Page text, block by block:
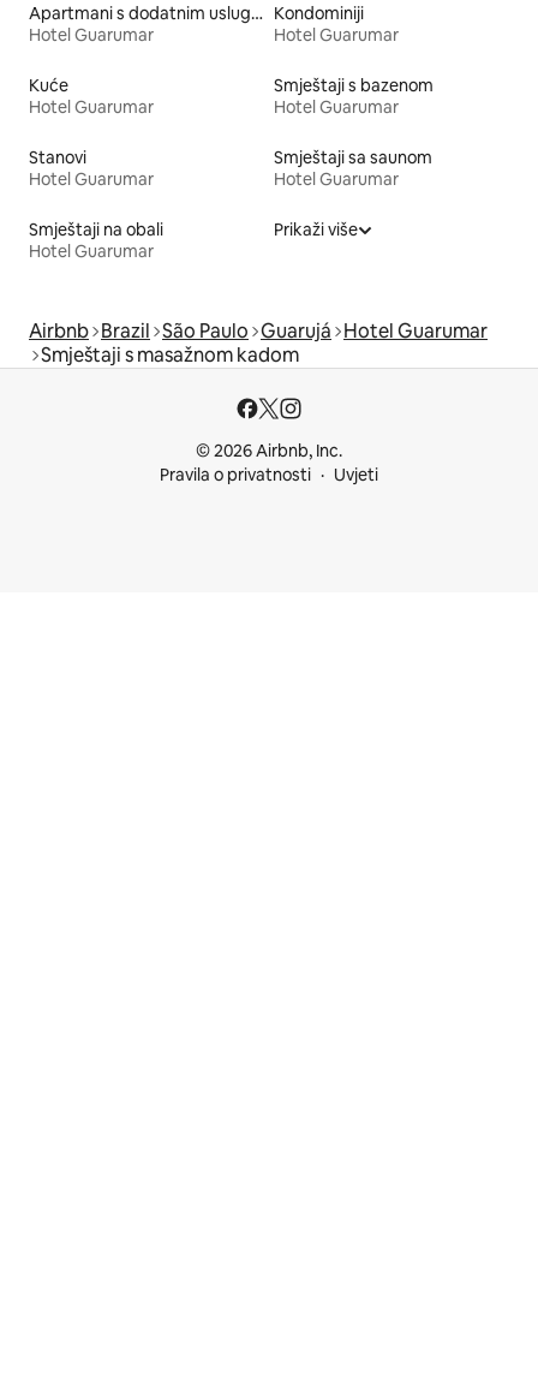
Apartmani s dodatnim uslugama
Hotel Guarumar
Kondominiji
Hotel Guarumar
Kuće
Hotel Guarumar
Smještaji s bazenom
Hotel Guarumar
Stanovi
Hotel Guarumar
Smještaji sa saunom
Hotel Guarumar
Smještaji na obali
Hotel Guarumar
Prikaži više
Airbnb Brazil São Paulo Guarujá Hotel Guarumar
Smještaji s masažnom kadom
© 2026 Airbnb, Inc.
Pravila o privatnosti
Uvjeti